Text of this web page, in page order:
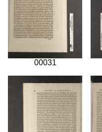
00031